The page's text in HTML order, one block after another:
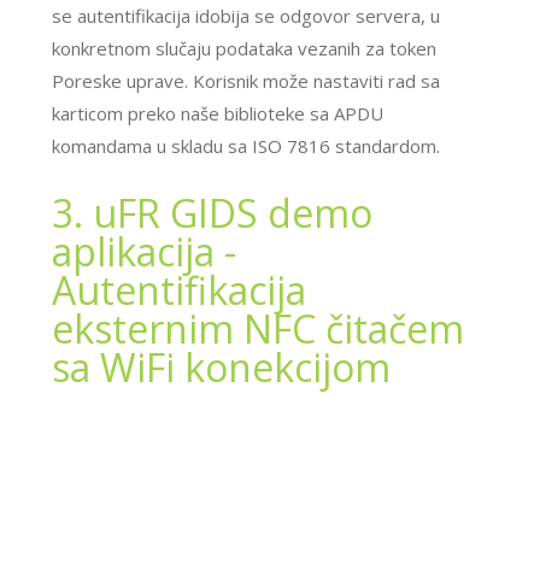
se autentifikacija idobija se odgovor servera, u
konkretnom slučaju podataka vezanih za token
Poreske uprave. Korisnik može nastaviti rad sa
karticom preko naše biblioteke sa APDU
komandama u skladu sa ISO 7816 standardom.
3. uFR GIDS demo
aplikacija -
Autentifikacija
eksternim NFC čitačem
sa WiFi konekcijom